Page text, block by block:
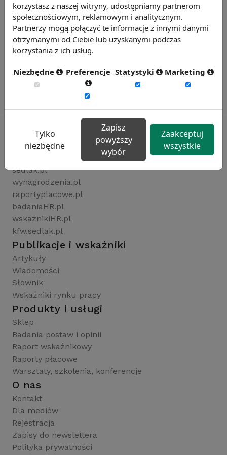
Rynekpracy.pl
sedlak.pl
wynagrodzenia.pl
raportyplacowe.pl
badaniaHR.pl
wskaznikiHR.pl
kfw.sedlak.pl
Publikacje i wskaźniki
Artykuły
Wiadomości
Słownik
Wskaźniki rynku pracy
Produkty i usługi
Sklep
Badania postaw i opinii
Raport wskaźnikowy
Raporty płacowe
Warsztaty, szkolenia, konferencje
O nas
Kontakt
Dla mediów
Rejestracja
Zapisy do newslettera
Polityka prywatności
korzystasz z naszej witryny, udostępniamy partnerom
społecznościowym, reklamowym i analitycznym.
Partnerzy mogą połączyć te informacje z innymi danymi
otrzymanymi od Ciebie lub uzyskanymi podczas
korzystania z ich usług.
Niezbędne Preferencje Statystyki Marketing
Tylko
niezbędne
Zapisz
powyższy
wybór
Zaakceptuj
wszystkie